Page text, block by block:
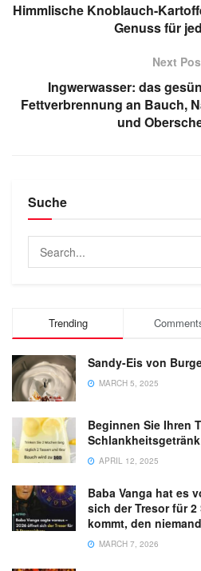
Himmlische Knoblauch-
Genuss für
Next
Ingwerwasser: das
Fettverbrennung an Bauch,
und
Suche
Trending
Sandy-Eis von
MARCH 5, 2025
Beginnen Sie Ihren
Schlankheitsgetränk
APRIL 12, 2025
Baba Vanga hat es
sich der Tresor für
kommt, den
MARCH 7, 2026